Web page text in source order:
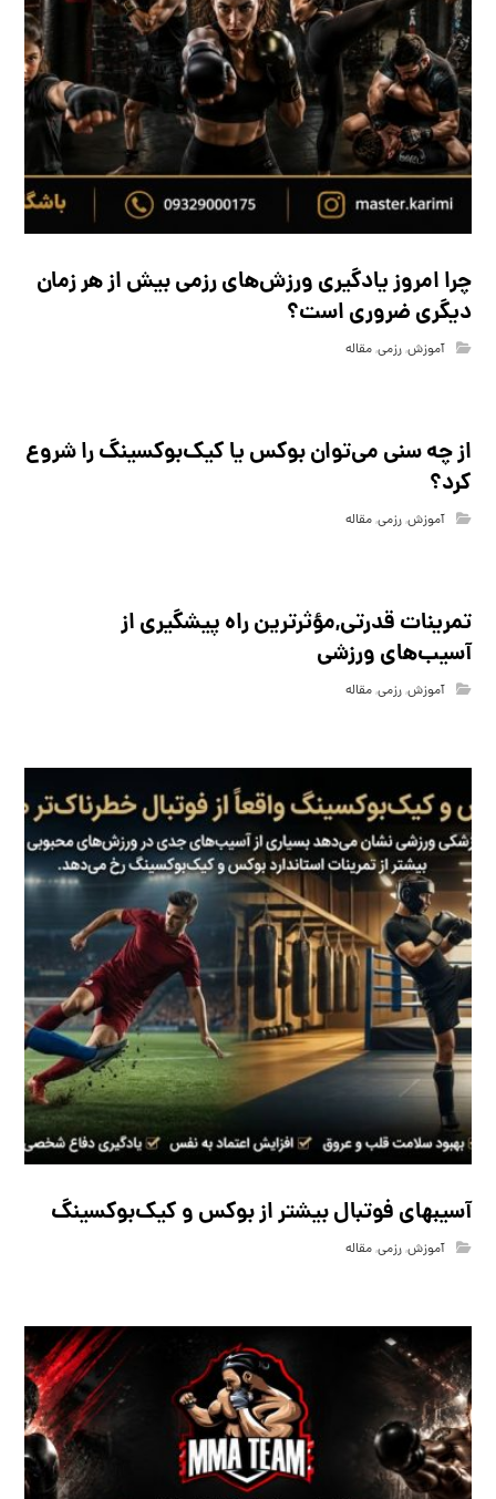
چرا امروز یادگیری ورزش‌های رزمی بیش از هر زمان
دیگری ضروری است؟
آموزش,رزمی,مقاله
از چه سنی می‌توان بوکس یا کیک‌بوکسینگ را شروع
کرد؟
آموزش,رزمی,مقاله
تمرینات قدرتی,مؤثرترین راه پیشگیری از
آسیب‌های ورزشی
آموزش,رزمی,مقاله
آسیبهای فوتبال بیشتر از بوکس و کیک‌بوکسینگ
آموزش,رزمی,مقاله